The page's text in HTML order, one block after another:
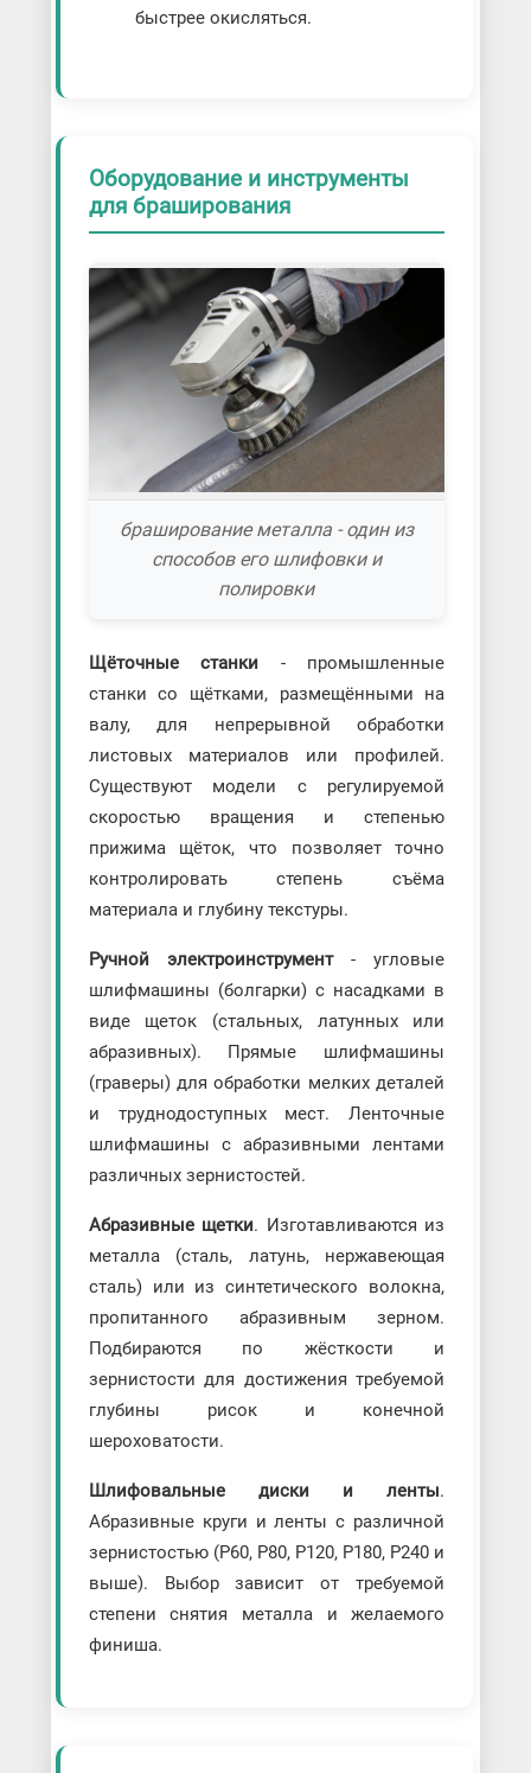
быстрее окисляться.
Оборудование и инструменты
для браширования
браширование металла - один из
способов его шлифовки и
полировки
Щёточные станки - промышленные
станки со щётками, размещёнными на
валу, для непрерывной обработки
листовых материалов или профилей.
Существуют модели с регулируемой
скоростью вращения и степенью
прижима щёток, что позволяет точно
контролировать степень съёма
материала и глубину текстуры.
Ручной электроинструмент- угловые
шлифмашины (болгарки) с насадками в
виде щеток (стальных, латунных или
абразивных). Прямые шлифмашины
(граверы) для обработки мелких деталей
и труднодоступных мест. Ленточные
шлифмашины с абразивными лентами
различных зернистостей.
Абразивные щетки. Изготавливаются из
металла (сталь, латунь, нержавеющая
сталь) или из синтетического волокна,
пропитанного абразивным зерном.
Подбираются по жёсткости и
зернистости для достижения требуемой
глубины рисок и конечной
шероховатости.
Шлифовальные диски и ленты.
Абразивные круги и ленты с различной
зернистостью (P60, P80, P120, P180, P240 и
выше). Выбор зависит от требуемой
степени снятия металла и желаемого
финиша.